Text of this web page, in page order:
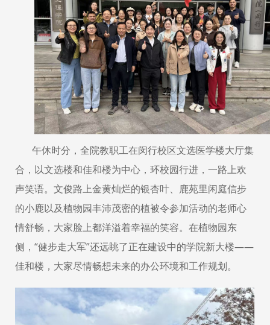
午休时分，全院教职工在闵行校区文选医学楼大厅集
合，以文选楼和佳和楼为中心，环校园行进，一路上欢
声笑语。文俊路上金黄灿烂的银杏叶、鹿苑里闲庭信步
的小鹿以及植物园丰沛茂密的植被令参加活动的老师心
情舒畅，大家脸上都洋溢着幸福的笑容。在植物园东
侧， “健步走大军”还远眺了正在建设中的学院新大楼——
佳和楼，大家尽情畅想未来的办公环境和工作规划。